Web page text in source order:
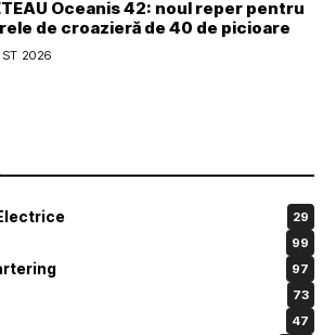
Oceanis 42: noul reper pentru
de croazieră de 40 de picioare
2026
29
99
97
73
47